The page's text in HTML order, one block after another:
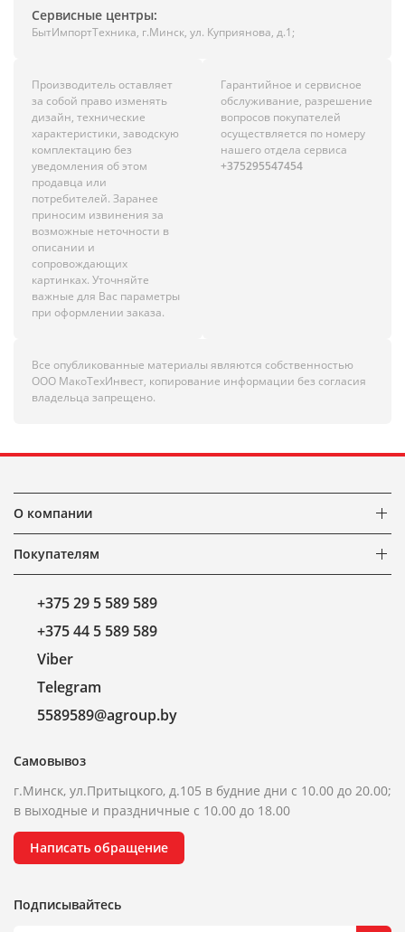
Сервисные центры:
БытИмпортТехника, г.Минск, ул. Куприянова, д.1;
Производитель оставляет
за собой право изменять
дизайн, технические
характеристики, заводскую
комплектацию без
уведомления об этом
продавца или
потребителей. Заранее
приносим извинения за
возможные неточности в
описании и
сопровождающих
картинках. Уточняйте
важные для Вас параметры
при оформлении заказа.
Гарантийное и сервисное
обслуживание, разрешение
вопросов покупателей
осуществляется по номеру
нашего отдела сервиса
+375295547454
Все опубликованные материалы являются собственностью
ООО МакоТехИнвест, копирование информации без согласия
владельца запрещено.
О компании
Покупателям
+375 29 5 589 589
+375 44 5 589 589
Viber
Telegram
5589589@agroup.by
Самовывоз
г.Минск, ул.Притыцкого, д.105 в будние дни с 10.00 до 20.00;
в выходные и праздничные с 10.00 до 18.00
Написать обращение
Подписывайтесь